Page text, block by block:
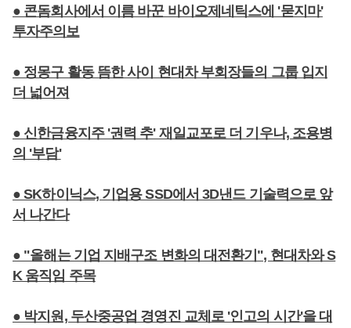
● 콘돔회사에서 이름 바꾼 바이오제네틱스에 '묻지마'
투자주의보
● 정몽구 활동 뜸한 사이 현대차 부회장들의 그룹 입지
더 넓어져
● 신한금융지주 '권력 추' 재일교포로 더 기우나, 조용병
의 '부담'
● SK하이닉스, 기업용 SSD에서 3D낸드 기술력으로 앞
서 나간다
● "올해는 기업 지배구조 변화의 대전환기", 현대차와 S
K 움직임 주목
● 박지원, 두산중공업 경영진 교체로 '인고의 시간'을 대